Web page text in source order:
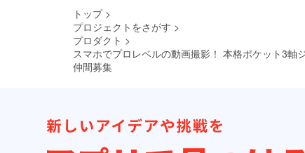
トップ >
プロジェクトをさがす >
プロダクト >
スマホでプロレベルの動画撮影！ 本格ポケット3軸
仲間募集